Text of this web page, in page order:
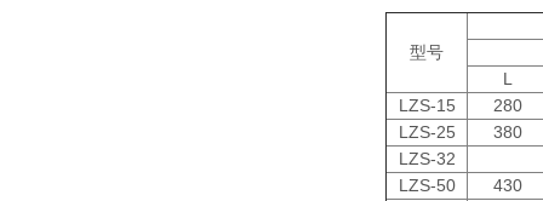
型号
L
LZS-15
280
LZS-25
380
LZS-32
LZS-50
430